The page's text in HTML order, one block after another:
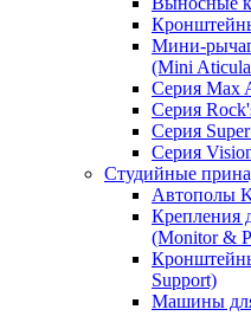
Мини-
(Mini
Серия Max
Серия
Серия
Серия
Студийные
Автополы
Крепления
(Monitor &
Support)
Машины